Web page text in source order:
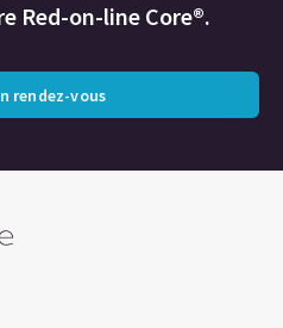
Red-on-line Core®.
rendez-vous